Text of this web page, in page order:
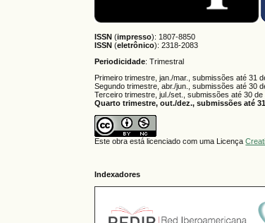
ISSN (impresso): 1807-8850
ISSN (eletrônico):2318-2083
Periodicidade: Trimestral
Primeiro trimestre, jan./mar., submissões até 31
Segundo trimestre, abr./jun., submissões até 30
Terceiro trimestre, jul./set., submissões até 30
Quarto trimestre, out./dez., submissões até
Este obra está licenciado com uma Licença
Indexadores